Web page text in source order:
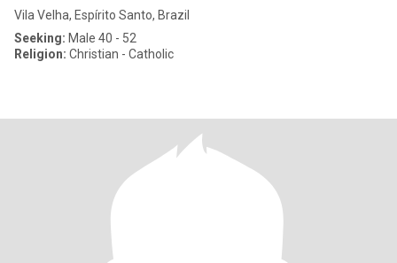
Vila Velha, Espírito Santo, Brazil
Seeking: Male 40 - 52
Religion: Christian - Catholic